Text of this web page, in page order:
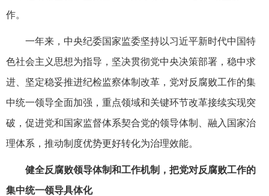
作。
一年来，中央纪委国家监委坚持以习近平新时代中国特
色社会主义思想为指导，坚决贯彻党中央决策部署，稳中求
进、坚定稳妥推进纪检监察体制改革，党对反腐败工作的集
中统一领导全面加强，重点领域和关键环节改革接续实现突
破，促进党和国家监督体系契合党的领导体制、融入国家治
理体系，推动制度优势更好转化为治理效能。
健全反腐败领导体制和工作机制，把党对反腐败工作的
集中统一领导具体化